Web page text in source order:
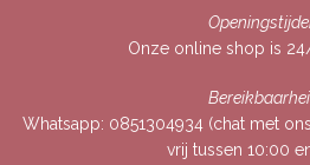
Onze online shop is
Whatsapp: 0851304934(chat met
vrij tussen 10:00